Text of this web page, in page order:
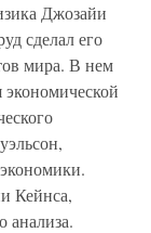
Джозайи
сделал его
мира. В нем
экономической
Кейнса,
анализа.